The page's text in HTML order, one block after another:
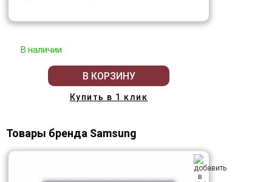
В наличии
В КОРЗИНУ
Купить в 1 клик
Товары бренда Samsung